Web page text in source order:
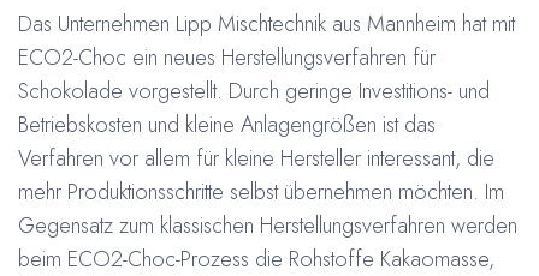
Das Unternehmen Lipp Mischtechnik aus Mannheim hat mit
ECO2-Choc ein neues Herstellungsverfahren für
Schokolade vorgestellt. Durch geringe Investitions- und
Betriebskosten und kleine Anlagengrößen ist das
Verfahren vor allem für kleine Hersteller interessant, die
mehr Produktionsschritte selbst übernehmen möchten. Im
Gegensatz zum klassischen Herstellungsverfahren werden
beim ECO2-Choc-Prozess die Rohstoffe Kakaomasse,